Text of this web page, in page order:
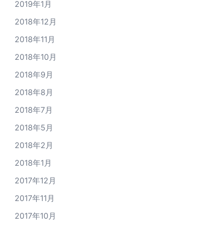
2019年1月
2018年12月
2018年11月
2018年10月
2018年9月
2018年8月
2018年7月
2018年5月
2018年2月
2018年1月
2017年12月
2017年11月
2017年10月